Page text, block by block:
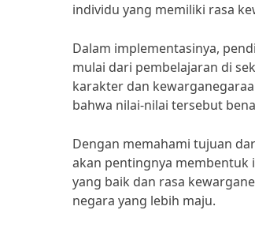
individu yang memiliki rasa
Dalam implementasinya,
mulai dari pembelajaran di
karakter dan
bahwa nilai-nilai tersebut
Dengan memahami tujuan
akan pentingnya membentuk
yang baik dan rasa
negara yang lebih maju.